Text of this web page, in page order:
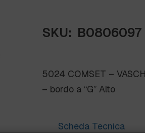
SKU: B0806097
5024 COMSET –
– bordo a “G” Alto
Scheda Tecnica